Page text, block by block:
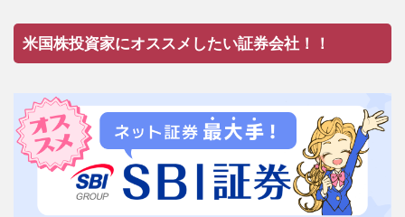
米国株投資家にオススメしたい証券会社！！